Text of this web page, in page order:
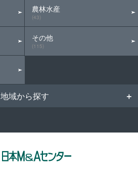
農林水産
(43)
その他
(115)
地域から探す